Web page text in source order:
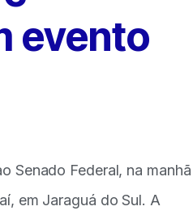
evento
Senado Federal, na manhã
em Jaraguá do Sul. A